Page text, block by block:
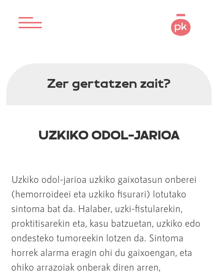
Zer gertatzen zait?
UZKIKO ODOL-JARIOA
Uzkiko odol-jarioa uzkiko gaixotasun onberei
(hemorroideei eta uzkiko fisurari) lotutako
sintoma bat da. Halaber, uzki-fistularekin,
proktitisarekin eta, kasu batzuetan, uzkiko edo
ondesteko tumoreekin lotzen da. Sintoma
horrek alarma eragin ohi du gaixoengan, eta
ohiko arrazoiak onberak diren arren,